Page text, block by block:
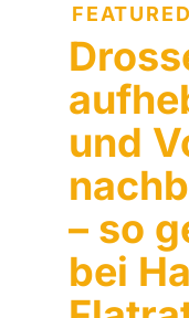
und
– so
bei